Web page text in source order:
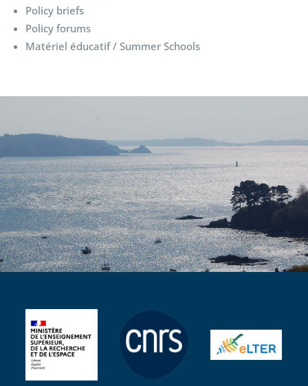
Policy briefs
Policy forums
Matériel éducatif / Summer Schools